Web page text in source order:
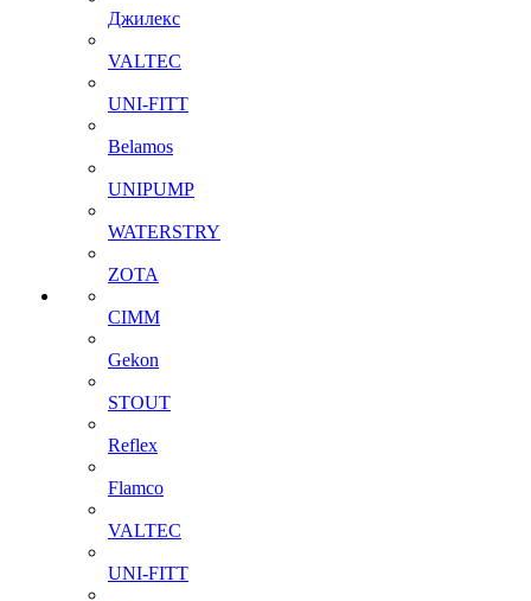
Джилекс
VALTEC
UNI-FITT
Belamos
UNIPUMP
WATERSTRY
ZOTA
CIMM
Gekon
STOUT
Reflex
Flamco
VALTEC
UNI-FITT